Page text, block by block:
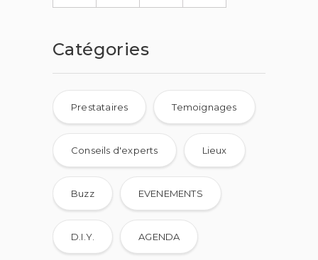
Catégories
Prestataires Temoignages
Conseils d'experts Lieux
Buzz EVENEMENTS
D.I.Y. AGENDA